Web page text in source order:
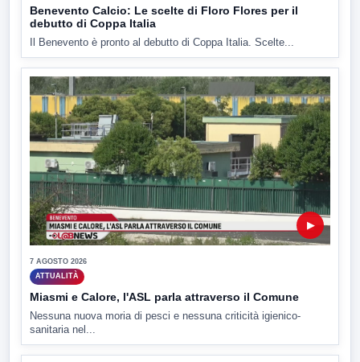
Benevento Calcio: Le scelte di Floro Flores per il
debutto di Coppa Italia
Il Benevento è pronto al debutto di Coppa Italia. Scelte...
▶
7 AGOSTO 2026
ATTUALITÀ
Miasmi e Calore, l'ASL parla attraverso il Comune
Nessuna nuova moria di pesci e nessuna criticità igienico-
sanitaria nel...